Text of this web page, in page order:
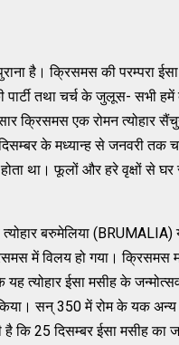
है। क्रिसमस की परम्परा
तथा चर्च के जुलूस- सभी हमें
क्रिसमस एक रोमन त्योहार
के मध्यान्ह से जनवरी
था। फूलों और हरे वृक्षों से
बरुमेलिया
में विलय हो गया। क्रिसमस
यह त्योहार ईसा मसीह के
सन् 350 में रोम के यक
है कि 25 दिसम्बर ईसा मसीह का